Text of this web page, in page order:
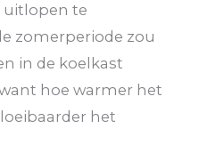
te
zomerperiode zou
in de koelkast
hoe warmer het
het